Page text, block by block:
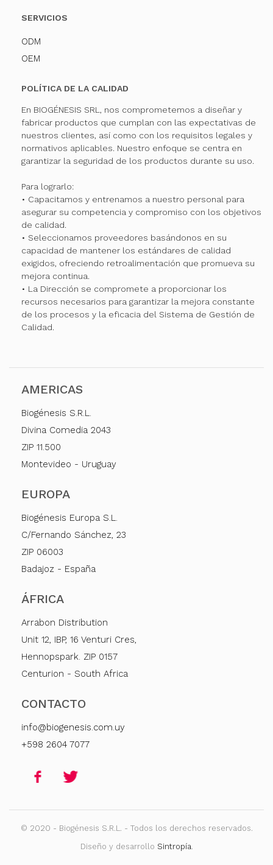
SERVICIOS
ODM
OEM
POLÍTICA DE LA CALIDAD
En BIOGÉNESIS SRL, nos comprometemos a diseñar y
fabricar productos que cumplan con las expectativas de
nuestros clientes, así como con los requisitos legales y
normativos aplicables. Nuestro enfoque se centra en
garantizar la seguridad de los productos durante su uso.
Para lograrlo:
• Capacitamos y entrenamos a nuestro personal para
asegurar su competencia y compromiso con los objetivos
de calidad.
• Seleccionamos proveedores basándonos en su
capacidad de mantener los estándares de calidad
exigidos, ofreciendo retroalimentación que promueva su
mejora continua.
• La Dirección se compromete a proporcionar los
recursos necesarios para garantizar la mejora constante
de los procesos y la eficacia del Sistema de Gestión de
Calidad.
AMERICAS
Biogénesis S.R.L.
Divina Comedia 2043
ZIP 11.500
Montevideo - Uruguay
EUROPA
Biogénesis Europa S.L.
C/Fernando Sánchez, 23
ZIP 06003
Badajoz - España
ÁFRICA
Arrabon Distribution
Unit 12, IBP, 16 Venturi Cres,
Hennopspark. ZIP 0157
Centurion - South Africa
CONTACTO
info@biogenesis.com.uy
+598 2604 7077
© 2020 - Biogénesis S.R.L. - Todos los derechos reservados.
Diseño y desarrollo Sintropía